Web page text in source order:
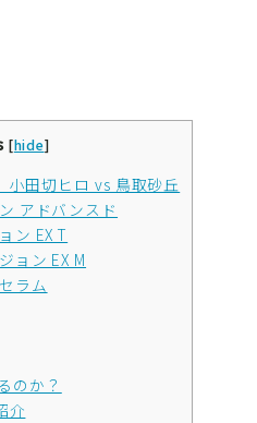
[hide]
小田切ヒロ vs 鳥取砂丘
アドバンスド
ン EX T
ョン EX M
ラム
のか？
介